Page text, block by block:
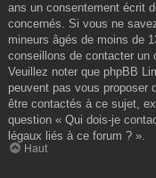
ans un consentement écrit
concernés. Si vous ne
mineurs âgés de moins de
conseillons de contacter un
Veuillez noter que phpBB
peuvent pas vous proposer
être contactés à ce sujet,
question « Qui dois-je
légaux liés à ce forum ? ».
Haut